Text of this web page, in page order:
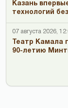
Казань
технологий
07 августа 2026,
Театр Камала
90-летию